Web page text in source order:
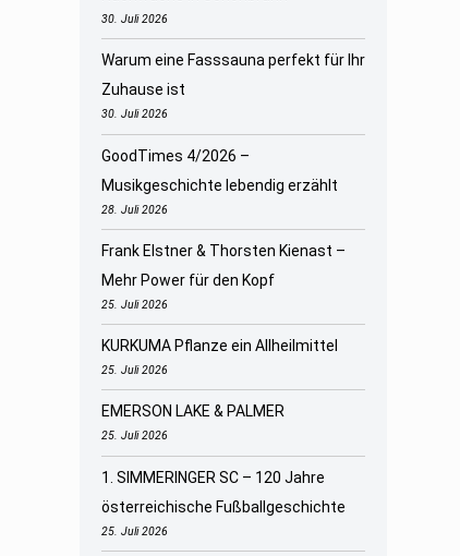
30. Juli 2026
Warum eine Fasssauna perfekt für Ihr
Zuhause ist
30. Juli 2026
GoodTimes 4/2026 –
Musikgeschichte lebendig erzählt
28. Juli 2026
Frank Elstner & Thorsten Kienast –
Mehr Power für den Kopf
25. Juli 2026
KURKUMA Pflanze ein Allheilmittel
25. Juli 2026
EMERSON LAKE & PALMER
25. Juli 2026
1. SIMMERINGER SC – 120 Jahre
österreichische Fußballgeschichte
25. Juli 2026